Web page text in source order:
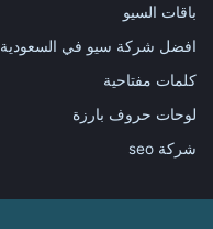
باقات السيو
افضل شركة سيو في السعودية
كلمات مفتاحية
لوحات حروف بارزة
شركة seo